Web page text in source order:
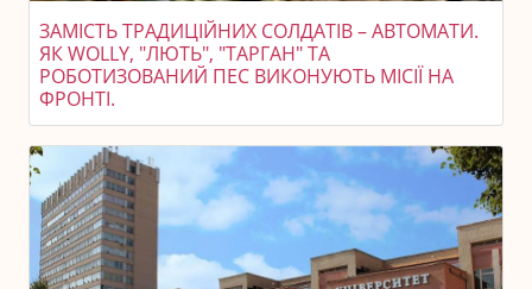
ЗАМІСТЬ ТРАДИЦІЙНИХ СОЛДАТІВ – АВТОМАТИ.
ЯК WOLLY, "ЛЮТЬ", "ТАРГАН" ТА
РОБОТИЗОВАНИЙ ПЕС ВИКОНУЮТЬ МІСІЇ НА
ФРОНТІ.